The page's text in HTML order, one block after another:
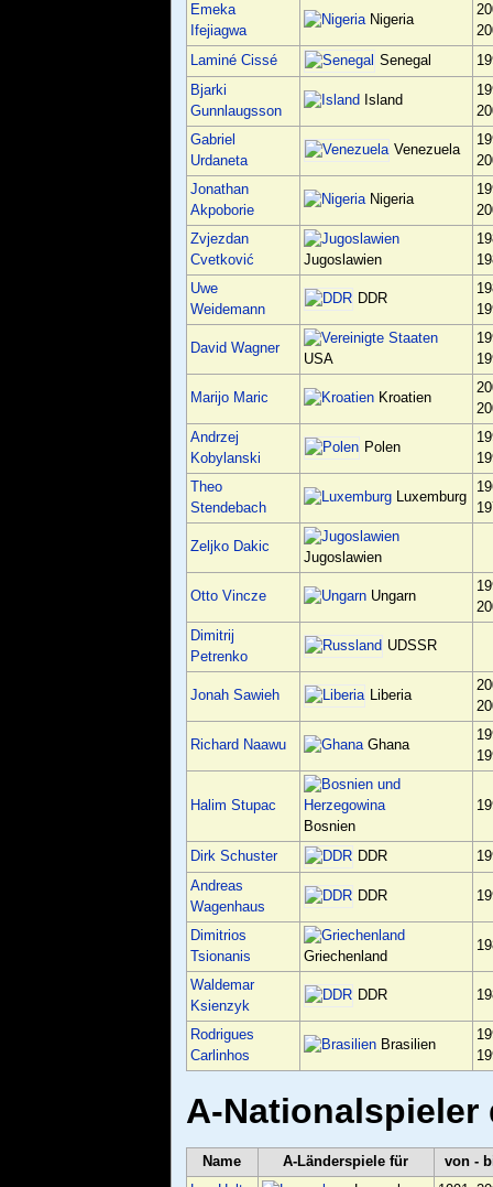
Emeka
Ifejiagwa
Nigeria
Laminé Cissé
Senegal
Bjarki
Gunnlaugsson
Island
Gabriel
Urdaneta
Venezuela
Jonathan
Akpoborie
Nigeria
Zvjezdan
Cvetković
Jugoslawien
Uwe
Weidemann
DDR
David Wagner
USA
Marijo Maric Kroatien
Andrzej
Kobylanski
Polen
Theo
Stendebach
Luxemburg
Zeljko Dakic
Jugoslawien
Otto Vincze Ungarn
Dimitrij
Petrenko
UDSSR
Jonah Sawieh Liberia
Richard Naawu Ghana
Halim Stupac
Bosnien
Dirk Schuster DDR
Andreas
Wagenhaus
DDR
Dimitrios
Tsionanis
Griechenland
Waldemar
Ksienzyk
DDR
Rodrigues
Carlinhos
Brasilien
A-Nationalspieler
Name A-Länderspiele für
von -